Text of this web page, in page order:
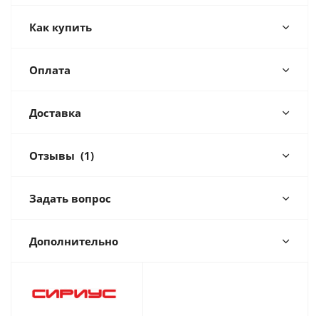
Как купить
Оплата
Доставка
Отзывы (1)
Задать вопрос
Дополнительно